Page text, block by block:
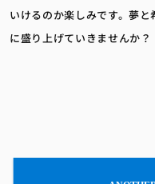
いけるのか楽しみです。夢
に盛り上げていきませんか？